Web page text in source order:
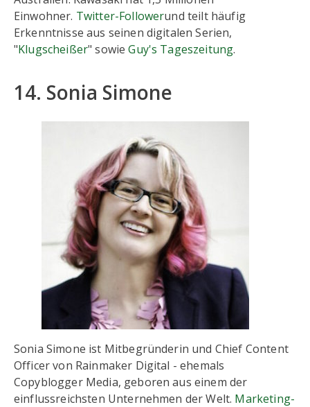
Einwohner. Twitter-Followerund teilt häufig
Erkenntnisse aus seinen digitalen Serien,
"Klugscheißer" sowieGuy's Tageszeitung.
14. Sonia Simone
Sonia Simone ist Mitbegründerin und Chief Content
Officer von Rainmaker Digital - ehemals
Copyblogger Media, geboren aus einem der
einflussreichsten Unternehmen der Welt. Marketing-